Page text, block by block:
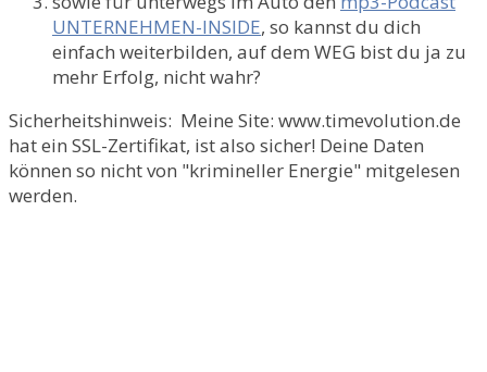
UNTERNEHMEN-INSIDE, so kannst du dich
einfach weiterbilden, auf dem WEG bist du ja zu
mehr Erfolg, nicht wahr?
Sicherheitshinweis: Meine Site: www.timevolution.de
hat ein SSL-Zertifikat, ist also sicher! Deine Daten
können so nicht von "krimineller Energie" mitgelesen
werden.